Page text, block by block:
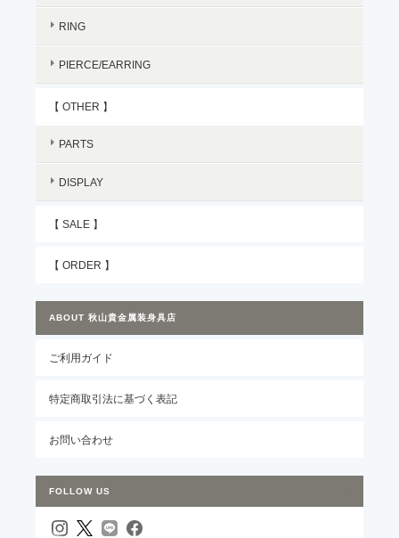
RING
PIERCE/EARRING
【 OTHER 】
PARTS
DISPLAY
【 SALE 】
【 ORDER 】
ABOUT 秋山貴金属装身具店
ご利用ガイド
特定商取引法に基づく表記
お問い合わせ
FOLLOW US